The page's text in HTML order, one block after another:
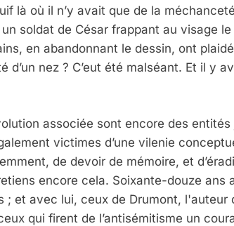
là où il n’y avait que de la
un soldat de César frappant au visage
en abandonnant le dessin, ont
nez ? C’eut été malséant. Et il y
associée sont encore des entités
victimes d’une vilenie
de devoir de mémoire, et
encore cela. Soixante-douze ans
; et avec lui, ceux de Drumont, l'auteur
qui firent de l’antisémitisme un